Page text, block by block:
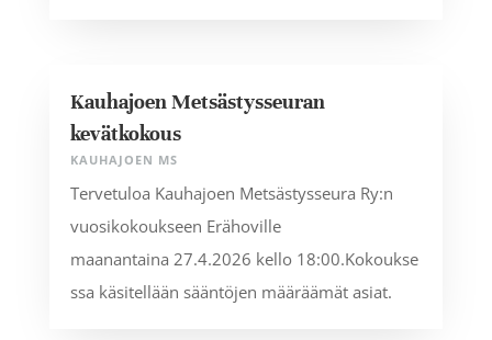
Kauhajoen Metsästysseuran
kevätkokous
KAUHAJOEN MS
Tervetuloa Kauhajoen Metsästysseura Ry:n
vuosikokoukseen Erähoville
maanantaina 27.4.2026 kello 18:00.Kokoukse
ssa käsitellään sääntöjen määräämät asiat.